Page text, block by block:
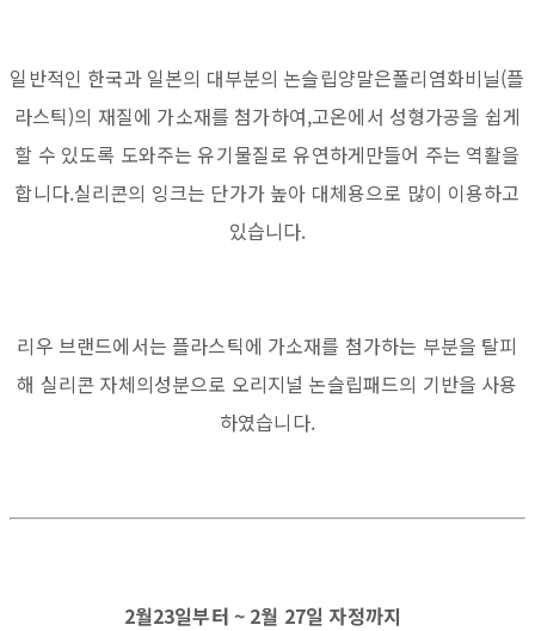
일반적인 한국과 일본의 대부분의 논슬립양말은폴리염화비닐(플
라스틱)의 재질에 가소재를 첨가하여,고온에서 성형가공을 쉽게
할 수 있도록 도와주는 유기물질로 유연하게만들어 주는 역활을
합니다.실리콘의 잉크는 단가가 높아 대체용으로 많이 이용하고
있습니다.
리우 브랜드에서는 플라스틱에 가소재를 첨가하는 부분을 탈피
해 실리콘 자체의성분으로 오리지널 논슬립패드의 기반을 사용
하였습니다.
2월23일부터 ~ 2월 27일 자정까지